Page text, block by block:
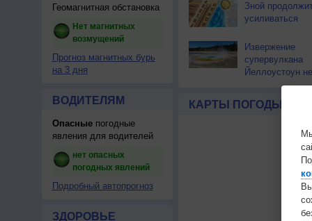
Геомагнитная обстановка
Нет магнитных
возмущений
Прогноз магнитных бурь
на 3 дня
ВОДИТЕЛЯМ
Опасныепогодные
явления для водителей
нет опасных
погодных явлений
Подробный автопрогноз
ЗДОРОВЬЕ
Зной
усиливаться
Извержение
супервулкана
Йеллоустоун
к уничтожению
КАРТЫ ПОГОДЫ